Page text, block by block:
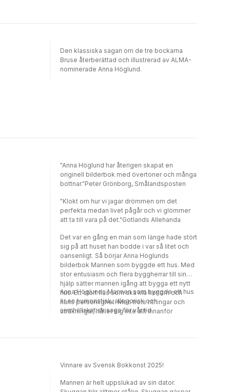
Den klassiska sagan om de tre bockarna
Bruse återberättad och illustrerad av ALMA-
nominerade Anna Höglund.
"Anna Höglund har återigen skapat en
originell bilderbok med övertoner och många
bottnar."Peter Grönborg, Smålandsposten
"Klokt om hur vi jagar drömmen om det
perfekta medan livet pågår och vi glömmer
att ta till vara på det."Gotlands Allehanda
Det var en gång en man som länge hade stört
sig på att huset han bodde i var så litet och
oansenligt. Så börjar Anna Höglunds
bilderbok Mannen som byggde ett hus. Med
stor entusiasm och flera byggherrar till sin
hjälp sätter mannen igång att bygga ett nytt
hus. Ett stort hus som ska klä honom och
hans personlighet. Men trots ritningar och
uträkningar, håller sig inte allt innanför
Anna Höglunds Mannen som byggde ett hus
är en humoristisk, allegorisk och
samhällskritisk saga för vår tid.
Vinnare av Svensk Bokkonst 2025!
Mannen är helt uppslukad av sin dator.